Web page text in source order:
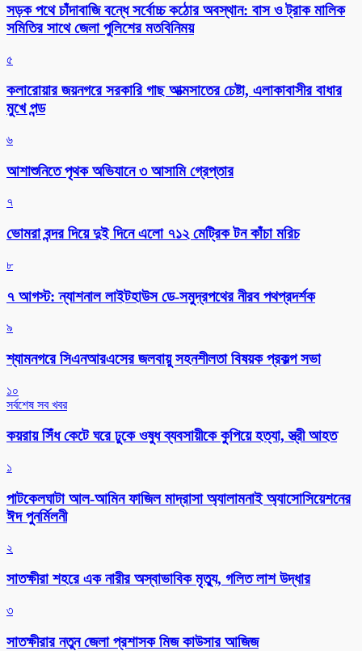
সড়ক পথে চাঁদাবাজি বন্ধে সর্বোচ্চ কঠোর অবস্থান: বাস ও ট্রাক মালিক
সমিতির সাথে জেলা পুলিশের মতবিনিময়
৫
কলারোয়ার জয়নগরে সরকারি গাছ আত্মসাতের চেষ্টা, এলাকাবাসীর বাধার
মুখে পন্ড
৬
আশাশুনিতে পৃথক অভিযানে ৩ আসামি গ্রেপ্তার
৭
ভোমরা বন্দর দিয়ে দুই দিনে এলো ৭১২ মেট্রিক টন কাঁচা মরিচ
৮
৭ আগস্ট: ন্যাশনাল লাইটহাউস ডে-সমুদ্রপথের নীরব পথপ্রদর্শক
৯
শ্যামনগরে সিএনআরএসের জলবায়ু সহনশীলতা বিষয়ক প্রকল্প সভা
১০
সর্বশেষ সব খবর
কয়রায় সিঁধ কেটে ঘরে ঢুকে ওষুধ ব্যবসায়ীকে কুপিয়ে হত্যা, স্ত্রী আহত
১
পাটকেলঘাটা আল-আমিন ফাজিল মাদ্রাসা অ্যালামনাই অ্যাসোসিয়েশনের
ঈদ পুনর্মিলনী
২
সাতক্ষীরা শহরে এক নারীর অস্বাভাবিক মৃত্যু, গলিত লাশ উদ্ধার
৩
সাতক্ষীরার নতুন জেলা প্রশাসক মিজ কাউসার আজিজ